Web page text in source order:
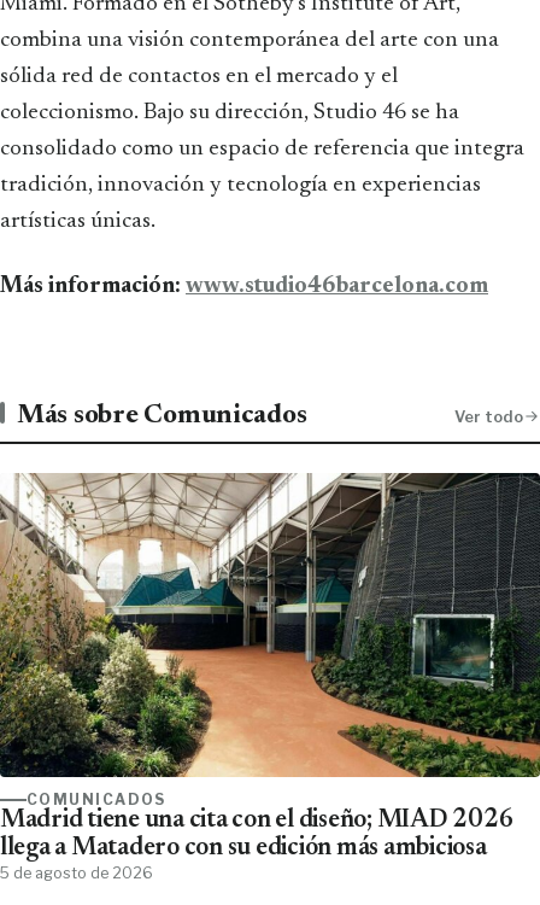
combina una visión contemporánea del arte con una
sólida red de contactos en el mercado y el
coleccionismo. Bajo su dirección, Studio 46 se ha
consolidado como un espacio de referencia que integra
tradición, innovación y tecnología en experiencias
artísticas únicas.
Más información: www.studio46barcelona.com
Más sobre Comunicados Ver todo
COMUNICADOS
Madrid tiene una cita con el diseño; MIAD 2026
llega a Matadero con su edición más ambiciosa
5 de agosto de 2026